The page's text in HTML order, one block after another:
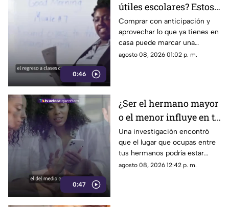
0:46
útiles escolares? Estos
consejos pueden
ayudarte a gastar
menos
Comprar con anticipación y
aprovechar lo que ya tienes en
casa puede marcar una
diferencia importante en el
agosto 08, 2026 01:02 p. m.
0:47
¿Ser el hermano mayor
o el menor influye en tu
salud? Esto dicen los
estudios
Una investigación encontró
que el lugar que ocupas entre
tus hermanos podría estar
relacionado con determinadas
agosto 08, 2026 12:42 p. m.